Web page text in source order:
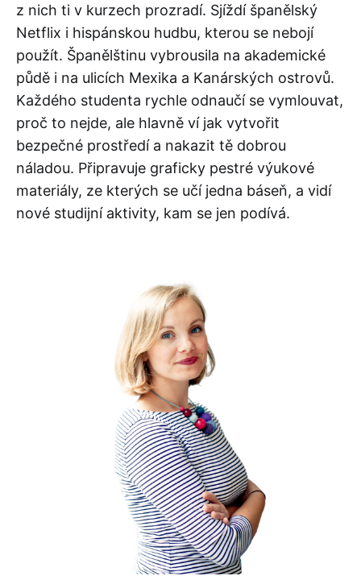
z nich ti v kurzech prozradí. Sjíždí španělský
Netflix i hispánskou hudbu, kterou se nebojí
použít. Španělštinu vybrousila na akademické
půdě i na ulicích Mexika a Kanárských ostrovů.
Každého studenta rychle odnaučí se vymlouvat,
proč to nejde, ale hlavně ví jak vytvořit
bezpečné prostředí a nakazit tě dobrou
náladou. Připravuje graficky pestré výukové
materiály, ze kterých se učí jedna báseň, a vidí
nové studijní aktivity, kam se jen podívá.